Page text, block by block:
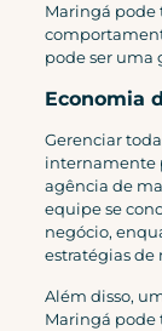
Maringá pode
pode ser uma
Economia
Gerenciar
internamente
agência de
equipe se
negócio,
estratégias de
Além disso,
Maringá pode